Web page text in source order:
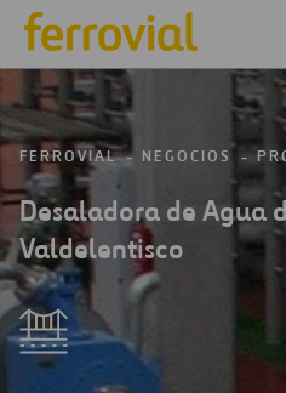
FERROVIAL NEGOCIOS
Desaladora de Agua
Valdelentisco